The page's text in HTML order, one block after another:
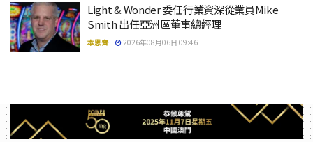
Light & Wonder 委任行業資深從業員Mike
Smith 出任亞洲區董事總經理
本思齊 2026年08月06日 09:46